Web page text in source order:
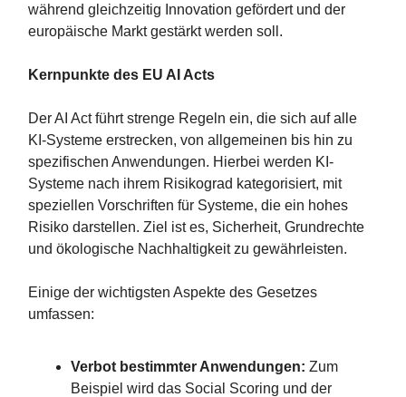
während gleichzeitig Innovation gefördert und der
europäische Markt gestärkt werden soll​​​​.
Kernpunkte des EU AI Acts
Der AI Act führt strenge Regeln ein, die sich auf alle
KI-Systeme erstrecken, von allgemeinen bis hin zu
spezifischen Anwendungen. Hierbei werden KI-
Systeme nach ihrem Risikograd kategorisiert, mit
speziellen Vorschriften für Systeme, die ein hohes
Risiko darstellen. Ziel ist es, Sicherheit, Grundrechte
und ökologische Nachhaltigkeit zu gewährleisten​​.
Einige der wichtigsten Aspekte des Gesetzes
umfassen:
Verbot bestimmter Anwendungen: Zum
Beispiel wird das Social Scoring und der